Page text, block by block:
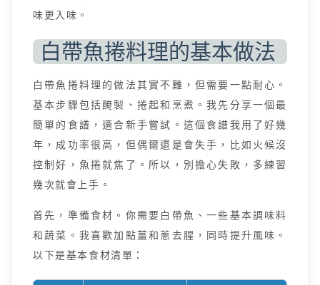
味更入味。
白帶魚捲料理的基本做法
白帶魚捲料理的做法其實不難，但需要一點耐心。
基本步驟包括醃製、捲起和烹煮。我先分享一個最
簡單的食譜，適合新手嘗試。這個食譜我用了好幾
年，成功率很高，但偶爾還是會失手，比如火候沒
控制好，魚捲就焦了。所以，別擔心失敗，多練習
幾次就會上手。
首先，準備食材。你需要白帶魚、一些基本調味料
和蔬菜。我喜歡加點薑和蔥去腥，同時提升風味。
以下是基本食材清單：